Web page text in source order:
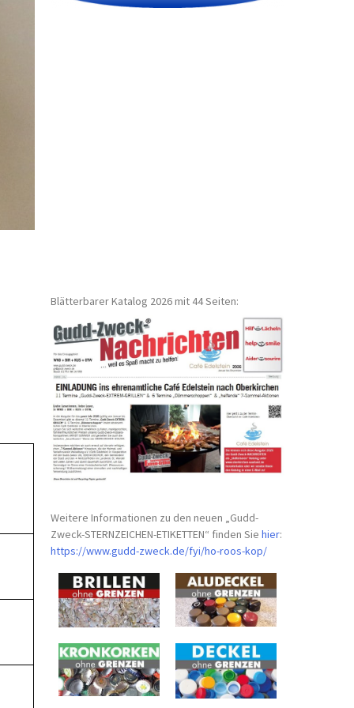
Blätterbarer Katalog 2026 mit 44 Seiten:
Weitere Informationen zu den neuen „Gudd-
Zweck-STERNZEICHEN-ETIKETTEN“ finden Siehier:
https://www.gudd-zweck.de/fyi/ho-roos-kop/